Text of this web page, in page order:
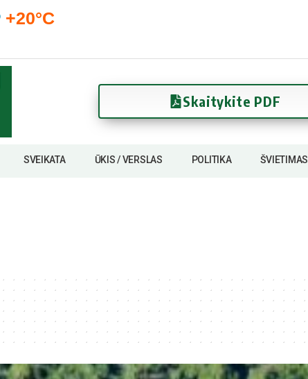
+20°C
Skaitykite PDF
SVEIKATA ŪKIS / VERSLAS POLITIKA ŠVIETIMAS